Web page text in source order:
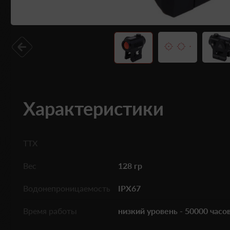
Характеристики
ТТХ
Вес 128 гр
Водонепроницаемость IPX67
Время работы низкий уровень - 50000